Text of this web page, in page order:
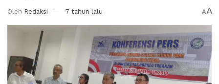
Oleh Redaksi 7 tahun lalu AA